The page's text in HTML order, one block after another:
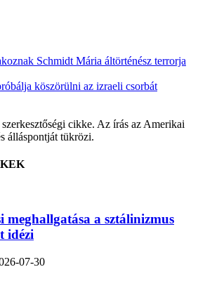
Schmidt Mária áltörténész terrorja
köszörülni az izraeli csorbát
cikke. Az írás az Amerikai
álláspontját tükrözi.
meghallgatása a sztálinizmus
idézi
07-30